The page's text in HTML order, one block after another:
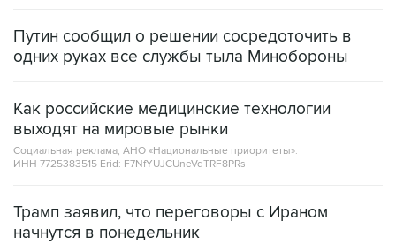
Путин сообщил о решении сосредоточить в
одних руках все службы тыла Минобороны
Как российские медицинские технологии
выходят на мировые рынки
Социальная реклама, АНО «Национальные приоритеты».
ИНН 7725383515 Erid: F7NfYUJCUneVdTRF8PRs
Трамп заявил, что переговоры с Ираном
начнутся в понедельник